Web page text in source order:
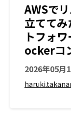
AWSで
立てて
トフォ
ockerコ
2026年05月